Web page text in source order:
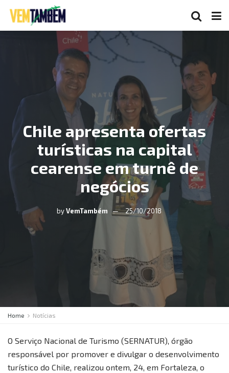
Chile apresenta ofertas
turísticas na capital
cearense em turnê de
negócios
by VemTambém 25/10/2018
Home Notícias
O Serviço Nacional de Turismo (SERNATUR), órgão
responsável por promover e divulgar o desenvolvimento
turístico do Chile, realizou ontem, 24, em Fortaleza, o